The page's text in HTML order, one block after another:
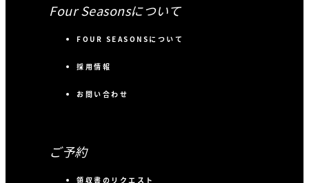
Four Seasonsについて
FOUR SEASONSについて
採用情報
お問い合わせ
ご予約
領収書のリクエスト